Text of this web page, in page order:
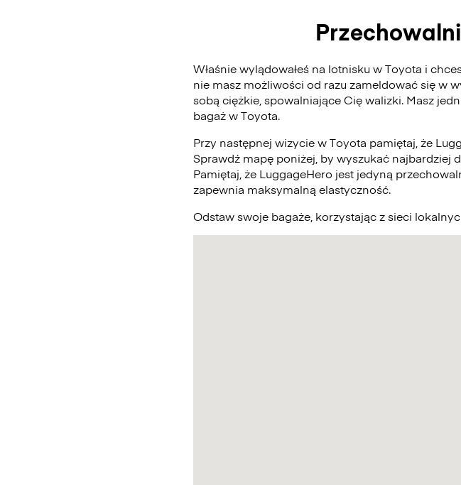
Właśnie wylądowałeś na lotnisku w Toyota i
nie masz możliwości od razu zameldować się w
sobą ciężkie, spowalniające Cię walizki. Masz
bagaż w Toyota.
Przy następnej wizycie w Toyota pamiętaj, że
Sprawdź mapę poniżej, by wyszukać najbardziej
Pamiętaj, że LuggageHero jest jedyną
zapewnia maksymalną elastyczność.
Odstaw swoje bagaże, korzystając z sieci